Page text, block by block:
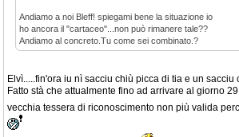
Andiamo a noi Bleff! spiegami bene la situazione io
ho ancora il "cartaceo"...non può rimanere tale??
Andiamo al concreto.Tu come sei combinato.?
Elvì.....fin'ora iu nì sacciu chiù picca di tia e un sacciu
Fatto stà che attualmente fino ad arrivare al giorno
vecchia tessera di riconoscimento non più valida